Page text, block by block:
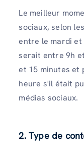
Le meilleur
sociaux, selon
entre le mardi et
serait entre 9h
et 15 minutes et
heure s'il était
médias sociaux.
2. Type de